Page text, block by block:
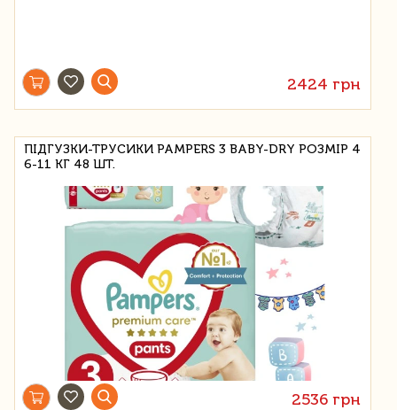
2424 грн
ПІДГУЗКИ-ТРУСИКИ PAMPERS 3 BABY-DRY РОЗМІР 4
6-11 КГ 48 ШТ.
2536 грн